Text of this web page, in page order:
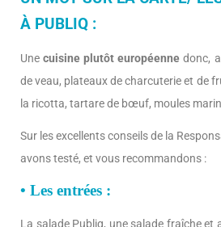
À PUBLIQ :
Unecuisine plutôt européenne donc,
de veau, plateaux de charcuterie et de
la ricotta, tartare de bœuf, moules
Sur les excellents conseils de la
avons testé, et vous recommandons :
• Les entrées :
La salade Publiq, une salade fraîche et